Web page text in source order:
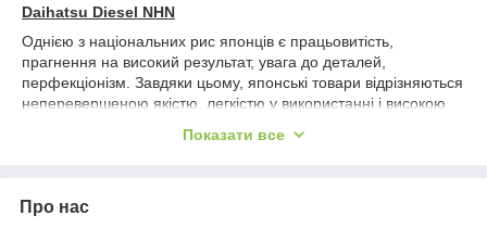
Daihatsu Diesel NHN
Однією з національних рис японців є працьовитість,
прагнення на високий результат, увага до деталей,
перфекціонізм. Завдяки цьому, японські товари відрізняються
неперевершеною якістю, легкістю у використанні і високою
Показати все
Про нас